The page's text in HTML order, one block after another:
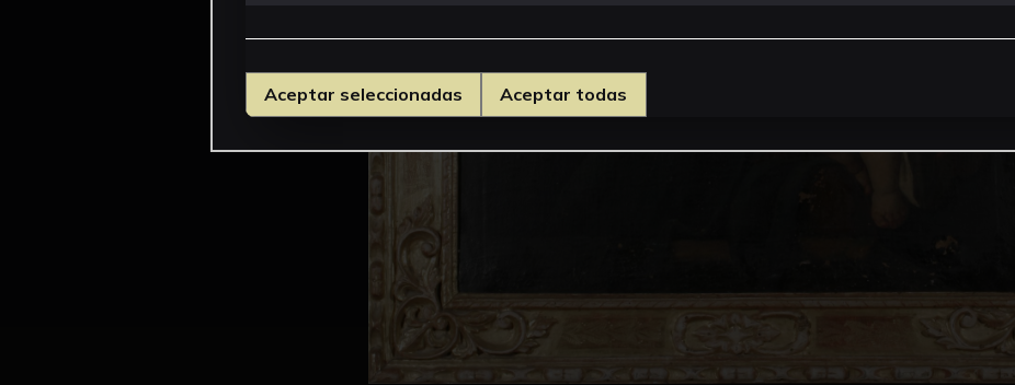
Aceptar seleccionadas Aceptar todas